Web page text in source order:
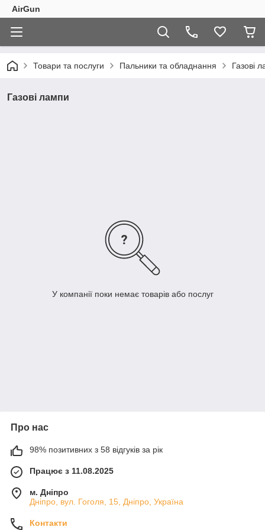
AirGun
Товари та послуги Пальники та обладнання Газові
Газові лампи
У компанії поки немає товарів або послуг
Про нас
98% позитивних з 58 відгуків за рік
Працює з 11.08.2025
м. Дніпро
Дніпро, вул. Гоголя, 15, Дніпро, Україна
Контакти